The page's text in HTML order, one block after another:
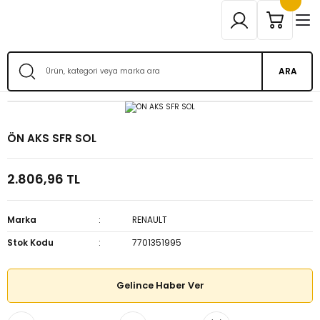
ARA
ÖN AKS SFR SOL
2.806,96 TL
Marka
RENAULT
Stok Kodu
7701351995
Gelince Haber Ver